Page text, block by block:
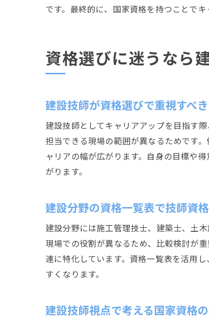
です。最終的に、国家資格を持つことで
資格選びに迷うなら
建設技師が資格選びで重視すべ
建設技師としてキャリアアップを目指す
担当できる現場の範囲が異なるためです
ャリアの幅が広がります。自身の目標や
がります。
建設分野の資格一覧表で技師資
建設分野には施工管理技士、建築士、土
現場での役割が異なるため、比較検討が
連に特化しています。資格一覧表を活用
すくなります。
建設技師視点で考える国家資格